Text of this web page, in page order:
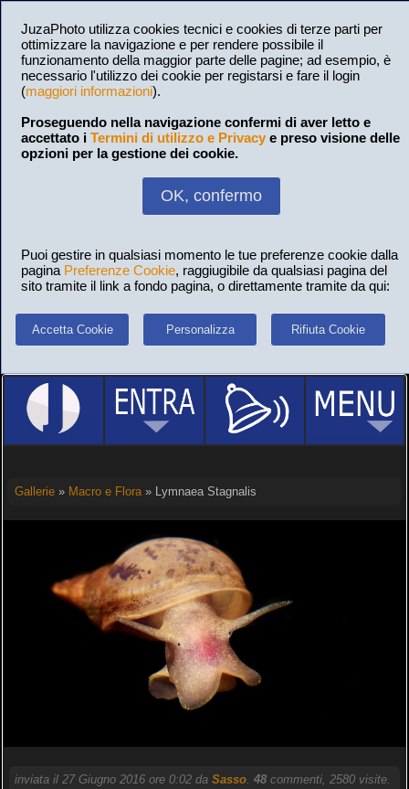
JuzaPhoto utilizza cookies tecnici e cookies di terze parti per
ottimizzare la navigazione e per rendere possibile il
funzionamento della maggior parte delle pagine; ad esempio, è
necessario l'utilizzo dei cookie per registarsi e fare il login
(maggiori informazioni).
Proseguendo nella navigazione confermi di aver letto e
accettato i Termini di utilizzo e Privacy e preso visione delle
opzioni per la gestione dei cookie.
OK, confermo
Puoi gestire in qualsiasi momento le tue preferenze cookie dalla
pagina Preferenze Cookie, raggiugibile da qualsiasi pagina del
sito tramite il link a fondo pagina, o direttamente tramite da qui:
Accetta Cookie Personalizza Rifiuta Cookie
Gallerie» Macro e Flora» Lymnaea Stagnalis
inviata il 27 Giugno 2016 ore 0:02 da Sasso. 48commenti, 2580 visite.